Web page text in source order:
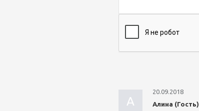
А
20.09.2018
Алина (Гость)